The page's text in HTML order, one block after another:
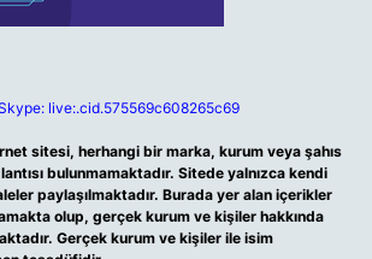
live:.cid.575569c608265c69
sitesi, herhangi bir marka, kurum veya şahıs
bulunmamaktadır. Sitede yalnızca kendi
paylaşılmaktadır. Burada yer alan içerikler
olup, gerçek kurum ve kişiler hakkında
Gerçek kurum ve kişiler ile isim